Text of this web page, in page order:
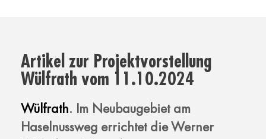
Artikel zur Projektvorstellung
Wülfrath vom 11.10.2024
Wülfrath. Im Neubaugebiet am
Haselnussweg errichtet die Werner